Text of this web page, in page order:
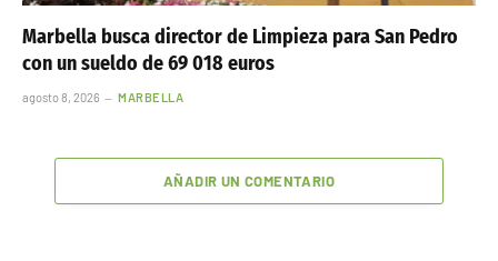
Marbella busca director de Limpieza para San Pedro
con un sueldo de 69 018 euros
agosto 8, 2026 MARBELLA
AÑADIR UN COMENTARIO